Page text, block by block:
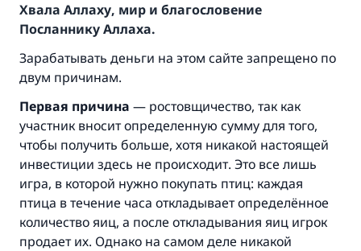
Хвала Аллаху, мир и благословение
Посланнику Аллаха.
Зарабатывать деньги на этом сайте запрещено по
двум причинам.
Первая причина — ростовщичество, так как
участник вносит определенную сумму для того,
чтобы получить больше, хотя никакой настоящей
инвестиции здесь не происходит. Это все лишь
игра, в которой нужно покупать птиц: каждая
птица в течение часа откладывает определённое
количество яиц, а после откладывания яиц игрок
продает их. Однако на самом деле никакой